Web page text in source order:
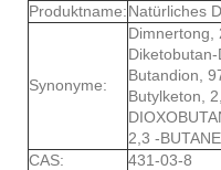
Produktname:Natürliches
Synonyme:
Dimnertong,
Butandion,
Butylketon,
2,3 -
CAS:
431-03-8